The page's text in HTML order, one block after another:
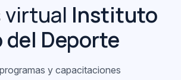
virtual Instituto
del Deporte
y capacitaciones